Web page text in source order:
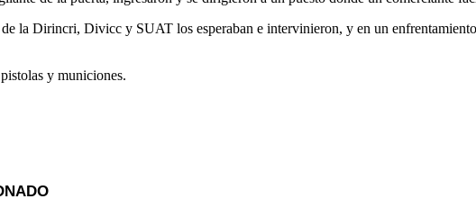
la Dirincri, Divicc y SUAT los esperaban e intervinieron, y en un
y municiones.